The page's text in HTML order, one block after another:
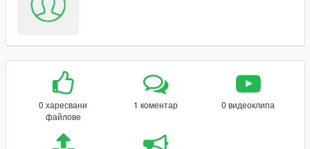
0 харесвани
файлове
1 коментар 0 видеоклипа